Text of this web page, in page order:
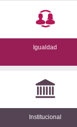
Igualdad
Institucional